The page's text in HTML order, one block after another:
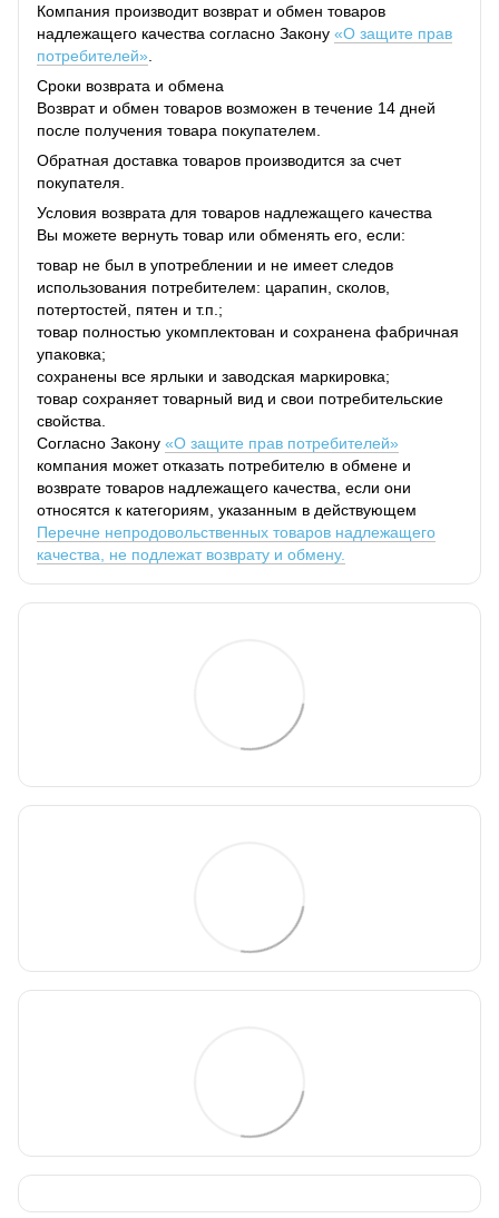
Компания производит возврат и обмен товаров
надлежащего качества согласно Закону «О защите прав
потребителей»
Сроки возврата и обмена
Возврат и обмен товаров возможен в течение 14 дней
после получения товара покупателем.
Обратная доставка товаров производится за счет
покупателя.
Условия возврата для товаров надлежащего качества
Вы можете вернуть товар или обменять его, если:
товар не был в употреблении и не имеет следов
использования потребителем: царапин, сколов,
потертостей, пятен и т.п.;
товар полностью укомплектован и сохранена фабричная
упаковка;
сохранены все ярлыки и заводская маркировка;
товар сохраняет товарный вид и свои потребительские
свойства.
Согласно Закону «О защите прав потребителей»
компания может отказать потребителю в обмене и
возврате товаров надлежащего качества, если они
относятся к категориям, указанным в действующем
Перечне непродовольственных товаров надлежащего
качества, не подлежат возврату и обмену.